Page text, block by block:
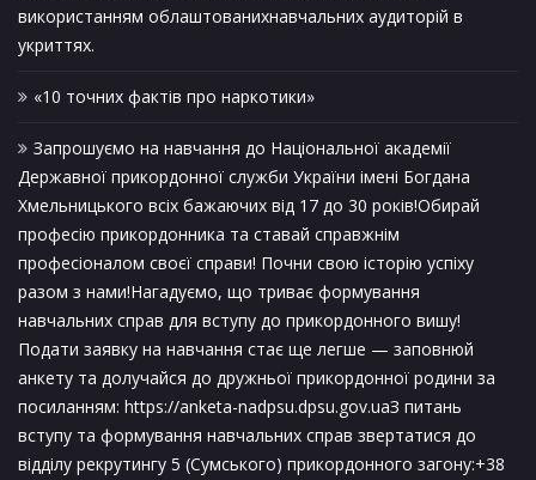
використанням облаштованихнавчальних аудиторій в
укриттях.
«10 точних фактів про наркотики»
Запрошуємо на навчання до Національної академії
Державної прикордонної служби України імені Богдана
Хмельницького всіх бажаючих від 17 до 30 років!Обирай
професію прикордонника та ставай справжнім
професіоналом своєї справи! Почни свою історію успіху
разом з нами!Нагадуємо, що триває формування
навчальних справ для вступу до прикордонного вишу!
Подати заявку на навчання стає ще легше — заповнюй
анкету та долучайся до дружньої прикордонної родини за
посиланням: https://anketa-nadpsu.dpsu.gov.uaЗ питань
вступу та формування навчальних справ звертатися до
відділу рекрутингу 5 (Сумського) прикордонного загону:+38